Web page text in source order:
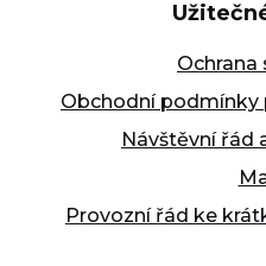
Obchodní
Návštěvní řád
Provozní řád ke